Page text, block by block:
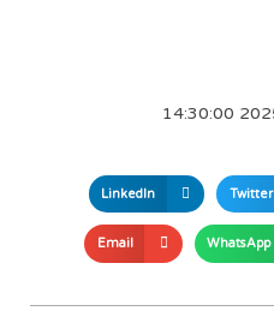
Twitter
LinkedIn
WhatsApp
Email